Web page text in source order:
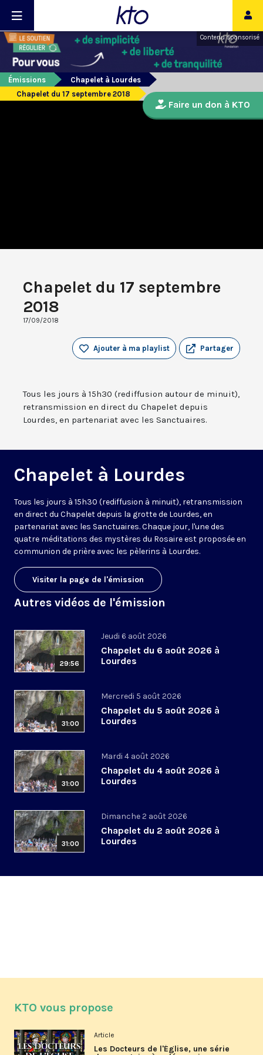
Contenu sponsorisé
Émissions
Chapelet à Lourdes
Chapelet du 17 septembre 2018
Chapelet du 17 septembre
2018
17/09/2018
Partager
Ajouter à ma playlist
Tous les jours à 15h30 (rediffusion autour de minuit),
retransmission en direct du Chapelet depuis
Lourdes, en partenariat avec les Sanctuaires.
Chapelet à Lourdes
Tous les jours à 15h30 (rediffusion à minuit), retransmission
en direct du Chapelet depuis la grotte de Lourdes, en
partenariat avec les Sanctuaires. Chaque jour, l'une des
quatre méditations des mystères du Rosaire est proposée en
communion de prière avec les pèlerins à Lourdes.
Visiter la page de l'émission
Autres vidéos de l'émission
29:56
Jeudi 6 août 2026
Chapelet du 6 août 2026 à
Lourdes
31:00
Mercredi 5 août 2026
Chapelet du 5 août 2026 à
Lourdes
31:00
Mardi 4 août 2026
Chapelet du 4 août 2026 à
Lourdes
31:00
Dimanche 2 août 2026
Chapelet du 2 août 2026 à
Lourdes
Faire un don à KTO
KTO vous propose
Article
Les Docteurs de l'Église, une série